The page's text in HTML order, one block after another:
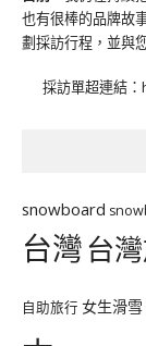
也有很棒的品牌故
劃採訪行程，並與
採訪單超連結：
snowboard
台灣台
自助旅行 女生滑雪